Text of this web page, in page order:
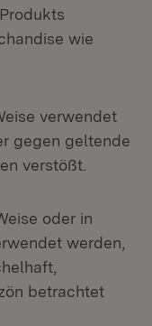
wie
verwendet
gegen geltende
verstößt.
oder in
werden,
betrachtet